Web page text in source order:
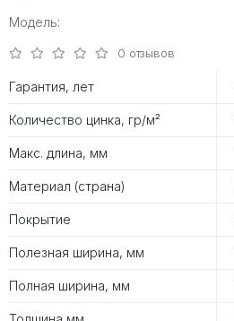
Модель:
0 отзывов
Гарантия, лет
Количество цинка, гр/м²
Макс. длина, мм
Материал (страна)
Покрытие
Полезная ширина, мм
Полная ширина, мм